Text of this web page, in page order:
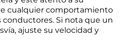
cualquier comportamiento
conductores. Si nota que un
ajuste su velocidad y